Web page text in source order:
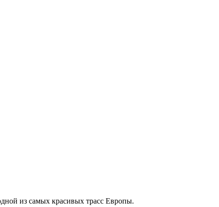
из самых красивых трасс Европы.